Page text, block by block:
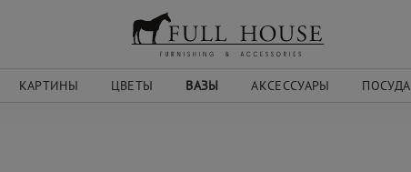
КАРТИНЫ ЦВЕТЫ ВАЗЫ АКСЕССУАРЫ ПОСУДА